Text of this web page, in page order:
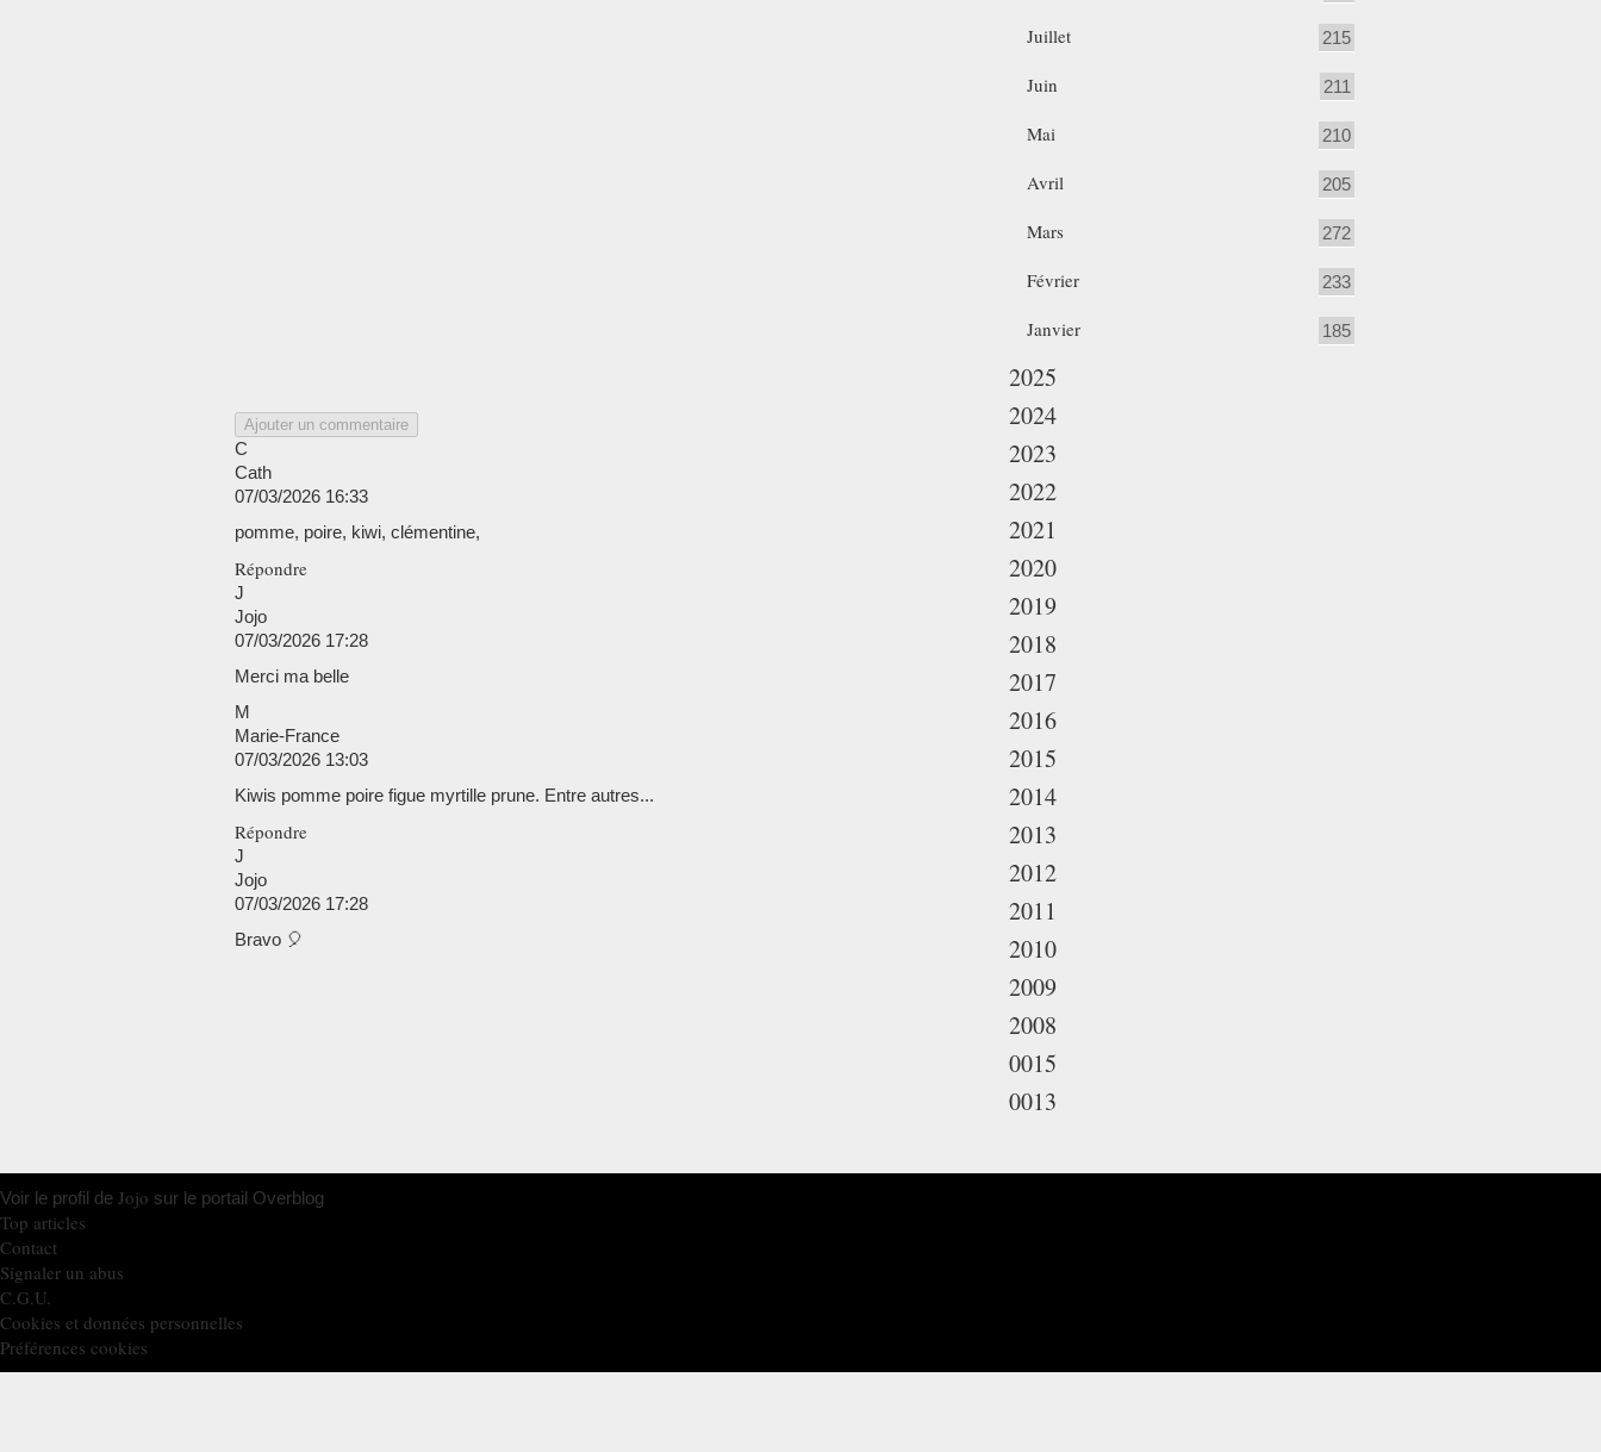
Ajouter un commentaire
C
Cath
07/03/2026 16:33
pomme, poire, kiwi, clémentine,
Répondre
J
Jojo
07/03/2026 17:28
Merci ma belle
M
Marie-France
07/03/2026 13:03
Kiwis pomme poire figue myrtille prune. Entre autres...
Répondre
J
Jojo
07/03/2026 17:28
Bravo 🎈
Juillet 215
Juin 211
Mai 210
Avril 205
Mars 272
Février 233
Janvier 185
2025
2024
2023
2022
2021
2020
2019
2018
2017
2016
2015
2014
2013
2012
2011
2010
2009
2008
0015
0013
Voir le profil de Jojo sur le portail Overblog
Top articles
Contact
Signaler un abus
C.G.U.
Cookies et données personnelles
Préférences cookies